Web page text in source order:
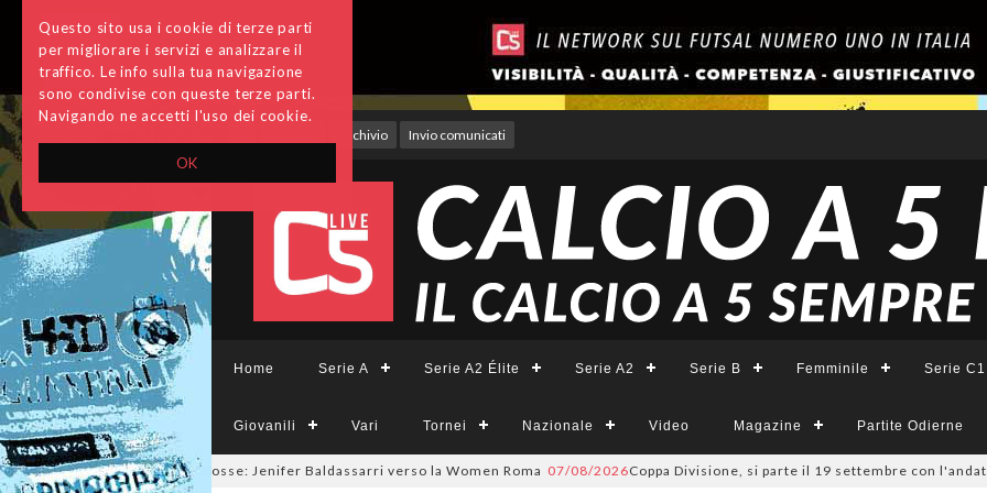
OK
Questo sito usa i cookie di terze parti
per migliorare i servizi e analizzare il
traffico. Le info sulla tua navigazione
sono condivise con queste terze parti.
Navigando ne accetti l'uso dei cookie.
Archivio Invio comunicati
Home Serie A Serie A2 Élite Serie A2 Serie B Femminile Serie C1
Giovanili Vari Tornei Nazionale Video Magazine Partite Odierne
a tinte giallorosse: Jenifer Baldassarri verso la Women Roma 07/08/2026Coppa Divisione, si parte il 19 settembre con l'andata del